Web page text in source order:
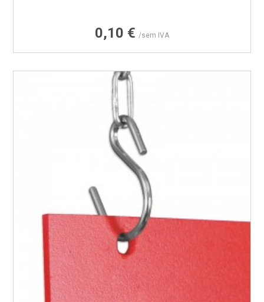
Preço
0,10 € /sem IVA